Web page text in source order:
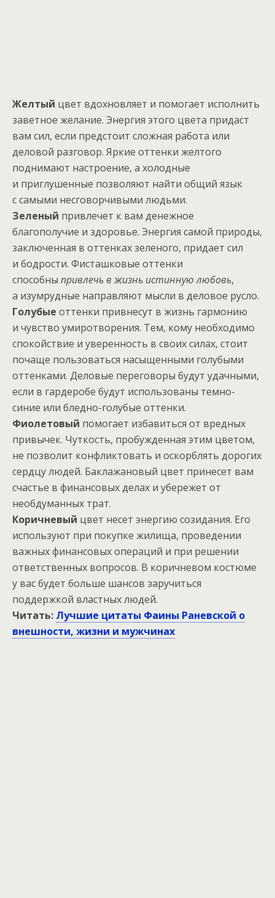
Желтый цвет вдохновляет и помогает исполнить
заветное желание. Энергия этого цвета придаст
вам сил, если предстоит сложная работа или
деловой разговор. Яркие оттенки желтого
поднимают настроение, а холодные
и приглушенные позволяют найти общий язык
с самыми несговорчивыми людьми.
Зеленый привлечет к вам денежное
благополучие и здоровье. Энергия самой природы,
заключенная в оттенках зеленого, придает сил
и бодрости. Фисташковые оттенки
способны привлечь в жизнь истинную любовь,
а изумрудные направляют мысли в деловое русло.
Голубые оттенки привнесут в жизнь гармонию
и чувство умиротворения. Тем, кому необходимо
спокойствие и уверенность в своих силах, стоит
почаще пользоваться насыщенными голубыми
оттенками. Деловые переговоры будут удачными,
если в гардеробе будут использованы темно-
синие или бледно-голубые оттенки.
Фиолетовый помогает избавиться от вредных
привычек. Чуткость, пробужденная этим цветом,
не позволит конфликтовать и оскорблять дорогих
сердцу людей. Баклажановый цвет принесет вам
счастье в финансовых делах и убережет от
необдуманных трат.
Коричневый цвет несет энергию созидания. Его
используют при покупке жилища, проведении
важных финансовых операций и при решении
ответственных вопросов. В коричневом костюме
у вас будет больше шансов заручиться
поддержкой властных людей.
Читать: Лучшие цитаты Фаины Раневской о
внешности, жизни и мужчинах